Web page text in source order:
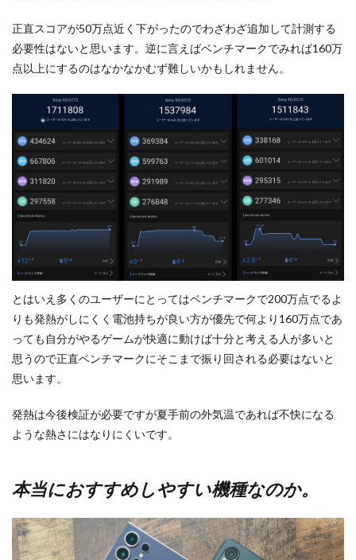
正直スコアが50万点近く下がったのでわざわざ追加して計測する
必要性はないと思います。逆に言えばベンチマークでみれば160万
点以上にするのはなかなかむず難しいかもしれません。
とはいえ多くのユーザーにとってはベンチマークで200万点でるよ
りも発熱がしにくく電池持ちが良い方が優先で何より160万点であ
っても自分がやるゲームが快適に動けば十分と考える人が多いと
思うので正直ベンチマークにそこまで振り回される必要はないと
思います。
発熱は今後検証が必要ですが夏手前の外気温であれば不快になる
ような熱さにはなりにくいです。
本当におすすめしやすい機種なのか。